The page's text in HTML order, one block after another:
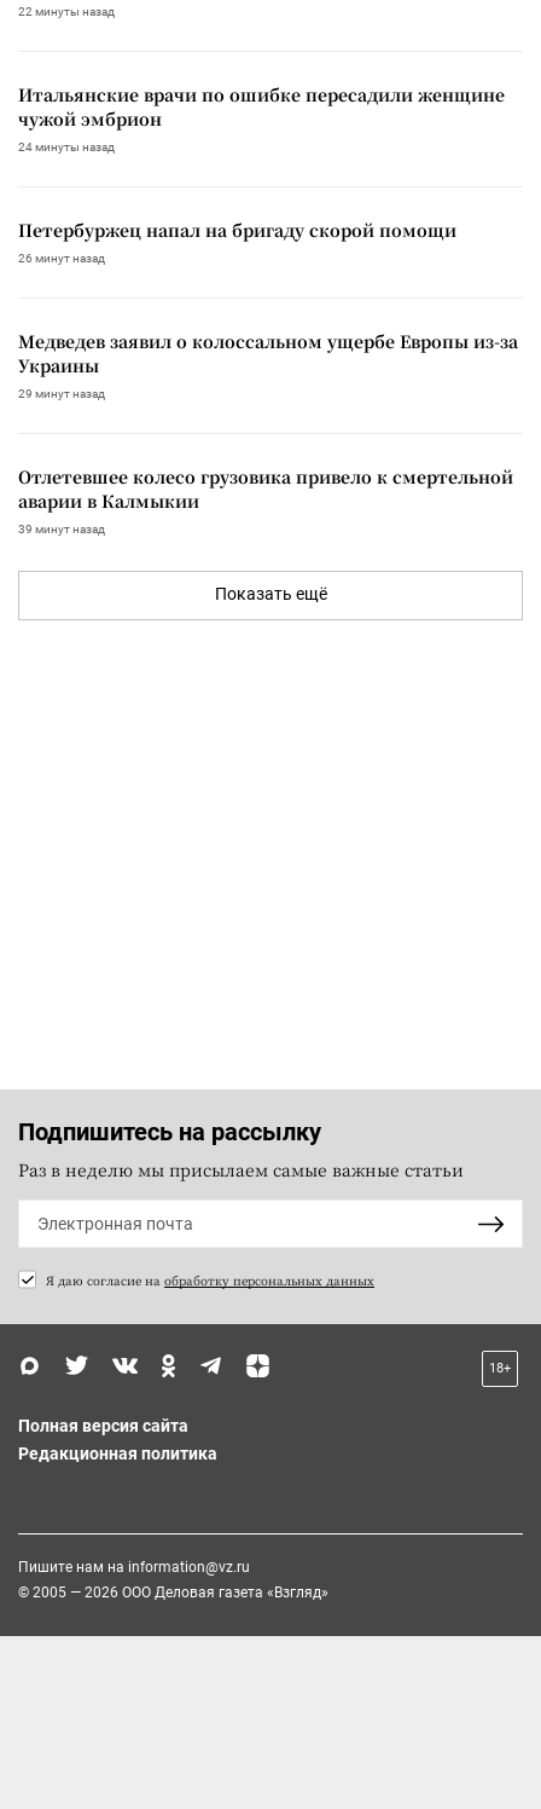
22 минуты назад
Итальянские врачи по ошибке пересадили женщине
чужой эмбрион
24 минуты назад
Петербуржец напал на бригаду скорой помощи
26 минут назад
Медведев заявил о колоссальном ущербе Европы из-за
Украины
29 минут назад
Отлетевшее колесо грузовика привело к смертельной
аварии в Калмыкии
39 минут назад
Показать ещё
Подпишитесь на рассылку
Раз в неделю мы присылаем самые важные статьи
Я даю согласие на обработку персональных данных
18+
Полная версия сайта
Редакционная политика
Пишите нам на information@vz.ru
© 2005 — 2026 ООО Деловая газета «Взгляд»